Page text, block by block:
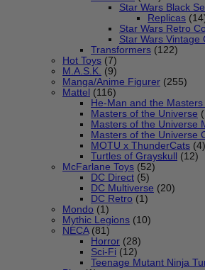
Star Wars Black
Replicas
Star Wars Retro
Star Wars Vintage
Transformers (122)
Hot Toys (7)
M.A.S.K. (9)
Manga/Anime Figurer (255)
Mattel (116)
He-Man and the
Masters of the Universe
Masters of the Universe
Masters of the Universe
MOTU x ThunderCats (4)
Turtles of Grayskull
(12)
McFarlane Toys (52)
DC Direct (5)
DC Multiverse (20)
DC Retro (1)
Mondo (1)
Mythic Legions (10)
NECA (81)
Horror (28)
Sci-Fi (12)
Teenage Mutant Ninja